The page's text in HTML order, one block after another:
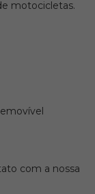
motocicletas.
com a nossa